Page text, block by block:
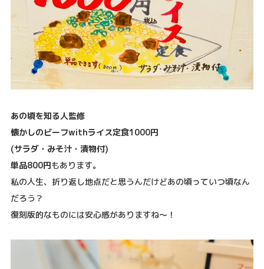
あの頃を知る人監修
懐かしのビーフwithライス定食1000円
(サラダ・みそ汁・漬物付)
単品800円もあります。
私の人生、折り返し地点だと思うんだけどあの頃っていつ頃なん
だろう？
復刻版的なものには安心感がありますね〜！